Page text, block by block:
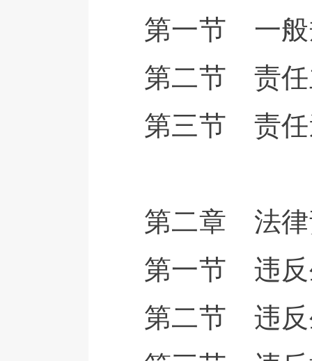
第一节 一般
第二节 责任
第三节 责任
第二章 法律
第一节 违反
第二节 违反